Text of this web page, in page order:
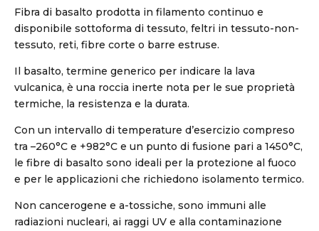
Fibra di basalto prodotta in filamento continuo e
disponibile sottoforma di tessuto, feltri in tessuto-non-
tessuto, reti, fibre corte o barre estruse.
Il basalto, termine generico per indicare la lava
vulcanica, è una roccia inerte nota per le sue proprietà
termiche, la resistenza e la durata.
Con un intervallo di temperature d’esercizio compreso
tra –260°C e +982°C e un punto di fusione pari a 1450°C,
le fibre di basalto sono ideali per la protezione al fuoco
e per le applicazioni che richiedono isolamento termico.
Non cancerogene e a-tossiche, sono immuni alle
radiazioni nucleari, ai raggi UV e alla contaminazione